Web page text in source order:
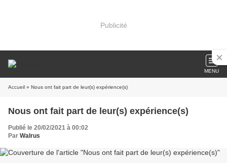
Publicité
MENU
Accueil » Nous ont fait part de leur(s) expérience(s)
Nous ont fait part de leur(s) expérience(s)
Publié le 20/02/2021 à 00:02
Par Walrus